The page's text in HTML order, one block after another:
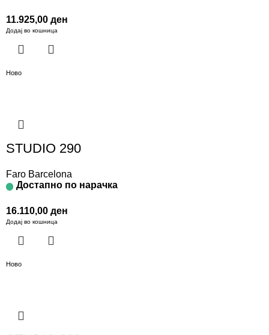
11.925,00 ден
Додај во кошница
Ново
STUDIO 290
Faro Barcelona
Достапно по нарачка
16.110,00 ден
Додај во кошница
Ново